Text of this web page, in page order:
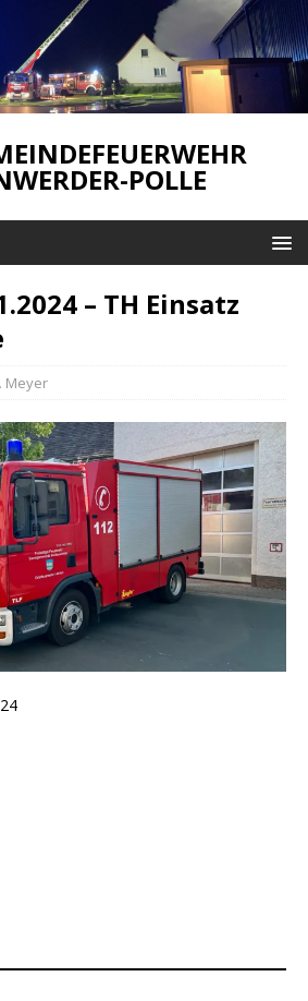
POLLE
– TH Einsatz
Meyer